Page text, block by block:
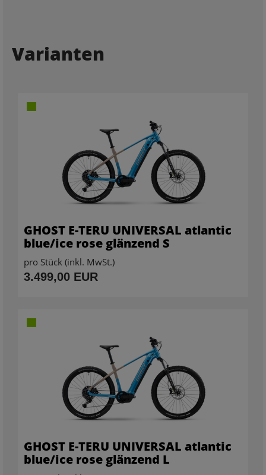
Varianten
GHOST E-TERU UNIVERSAL atlantic
blue/ice rose glänzend S
pro Stück (inkl. MwSt.)
3.499,00 EUR
GHOST E-TERU UNIVERSAL atlantic
blue/ice rose glänzend L